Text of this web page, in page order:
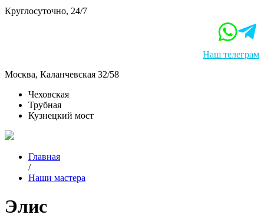
Круглосуточно, 24/7
Наш телеграм
Москва, Каланчевская 32/58
Чеховская
Трубная
Кузнецкий мост
Главная
/
Наши мастера
Элис